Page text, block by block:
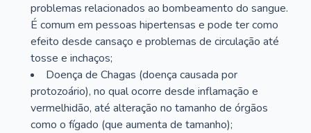
problemas relacionados ao bombeamento do sangue.
É comum em pessoas hipertensas e pode ter como
efeito desde cansaço e problemas de circulação até
tosse e inchaços;
Doença de Chagas (doença causada por
protozoário), no qual ocorre desde inflamação e
vermelhidão, até alteração no tamanho de órgãos
como o fígado (que aumenta de tamanho);